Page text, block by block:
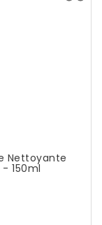
Nettoyante
150ml